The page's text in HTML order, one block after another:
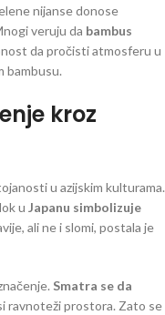
nijanse donose
veruju da bambus
da pročisti atmosferu u
bambusu.
kroz
u azijskim kulturama.
u Japanu simbolizuje
ali ne i slomi, postala je
Smatra se da
ravnoteži prostora. Zato se